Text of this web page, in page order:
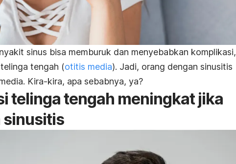
sinus bisa memburuk dan menyebabkan komplikasi,
tengah (otitis media). Jadi, orang dengan sinusitis
Kira-kira, apa sebabnya, ya?
telinga tengah meningkat jika
sinusitis